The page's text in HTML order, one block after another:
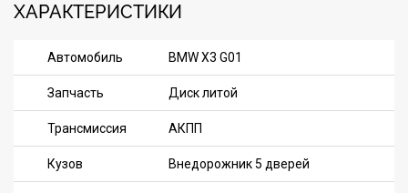
ХАРАКТЕРИСТИКИ
Автомобиль BMW X3 G01
Запчасть Диск литой
Трансмиссия АКПП
Кузов Внедорожник 5 дверей